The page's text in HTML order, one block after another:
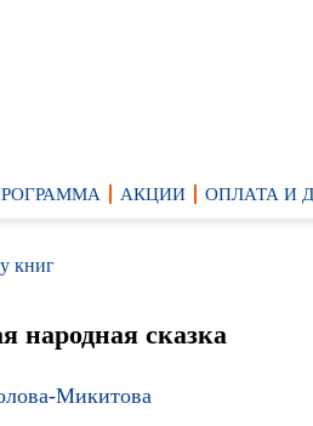
АКЦИИ ОПЛАТА И
книг
народная сказка
Микитова